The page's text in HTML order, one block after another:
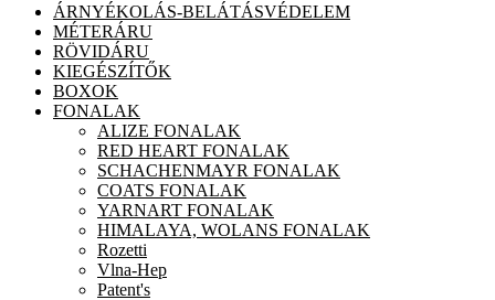
ÁRNYÉKOLÁS-BELÁTÁSVÉDELEM
MÉTERÁRU
RÖVIDÁRU
KIEGÉSZÍTŐK
BOXOK
FONALAK
ALIZE FONALAK
RED HEART FONALAK
SCHACHENMAYR FONALAK
COATS FONALAK
YARNART FONALAK
HIMALAYA, WOLANS FONALAK
Rozetti
Vlna-Hep
Patent's